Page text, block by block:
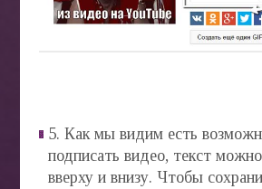
5. Как мы видим есть
подписать видео, текст
вверху и внизу. Чтобы